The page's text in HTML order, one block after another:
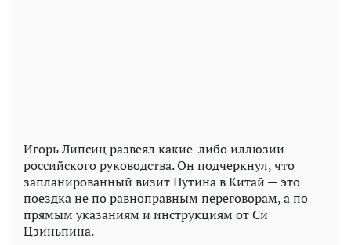
Игорь Липсиц развеял какие-либо иллюзии
российского руководства. Он подчеркнул, что
запланированный визит Путина в Китай — это
поездка не по равноправным переговорам, а по
прямым указаниям и инструкциям от Си
Цзиньпина.